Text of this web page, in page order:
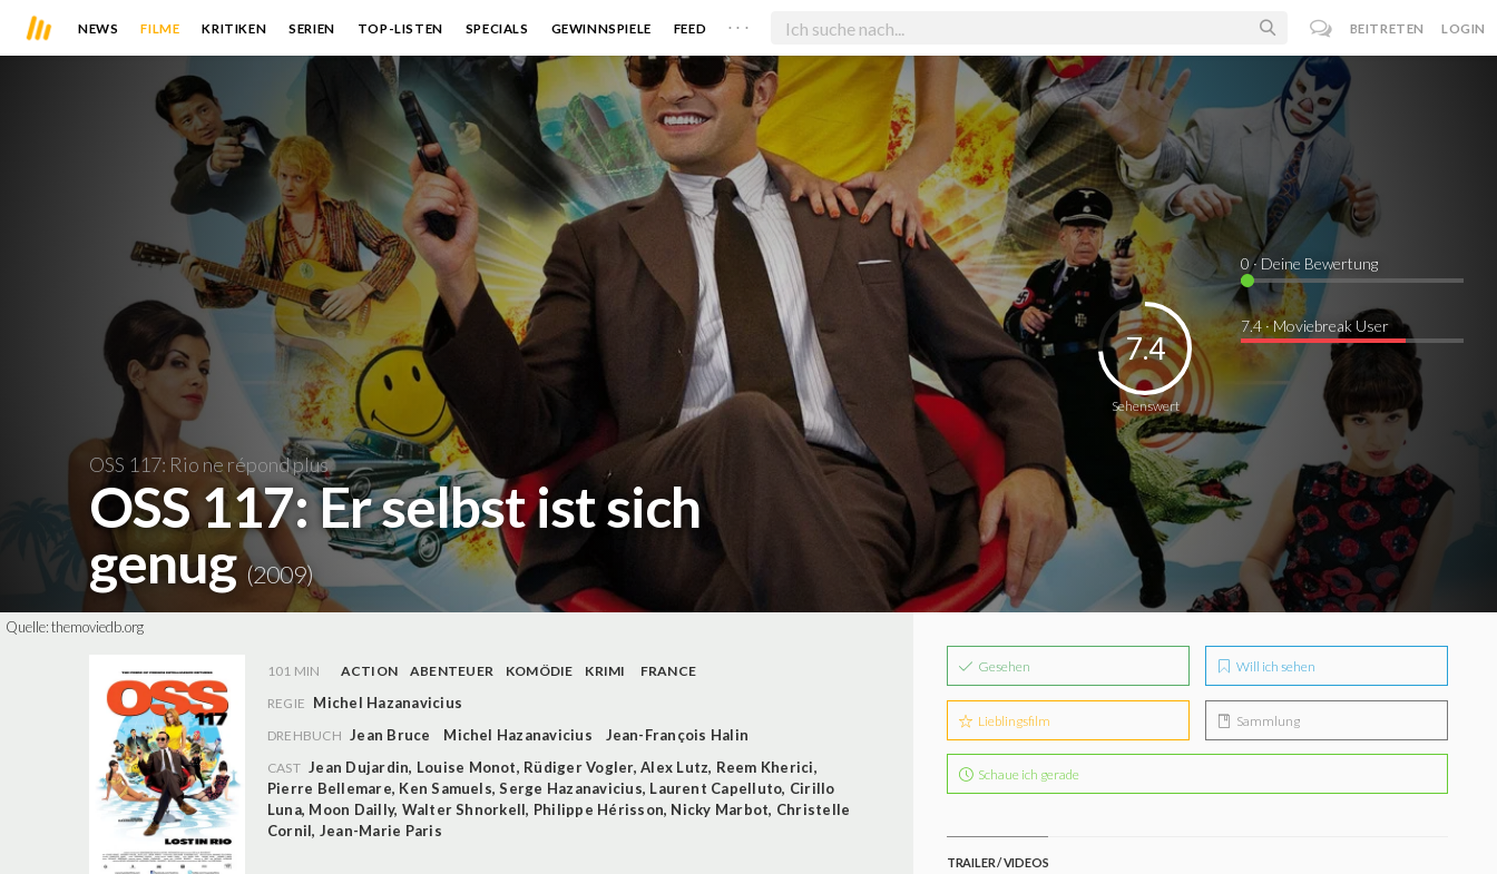
NEWS FILME KRITIKEN SERIEN TOP-LISTEN SPECIALS GEWINNSPIELE FEED . . . BEITRETEN LOGIN
OSS 117: Rio ne répond plus
OSS 117: Er selbst ist sich
genug(2009)
Sehenswert
7.4
0· Deine Bewertung
7.4 · Moviebreak User
Quelle:themoviedb.org
101 MIN ACTION ABENTEUER KOMÖDIE KRIMI
FRANCE
REGIE Michel Hazanavicius
DREHBUCH Jean Bruce Michel Hazanavicius Jean-François Halin
CAST Jean Dujardin, Louise Monot, Rüdiger Vogler,Alex Lutz, Reem Kherici,
Pierre Bellemare, Ken Samuels,Serge Hazanavicius, Laurent Capelluto, Cirillo
Luna, Moon Dailly, Walter Shnorkell, Philippe Hérisson, Nicky Marbot, Christelle
Cornil, Jean-Marie Paris
Gesehen Will ich sehen
Lieblingsfilm Sammlung
Schaue ich gerade
TRAILER / VIDEOS